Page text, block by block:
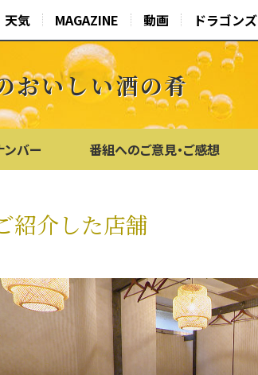
天気 MAGAZINE 動画 ドラゴンズ
おいしい酒の肴
ンバー 番組へのご意見・ご感想
紹介した店舗